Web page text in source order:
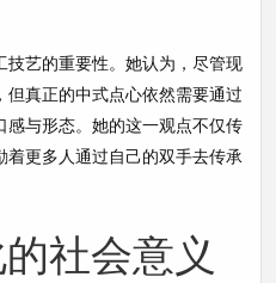
艺的重要性。她认为，尽管现
真正的中式点心依然需要通过
与形态。她的这一观点不仅传
更多人通过自己的双手去传承
社会意义